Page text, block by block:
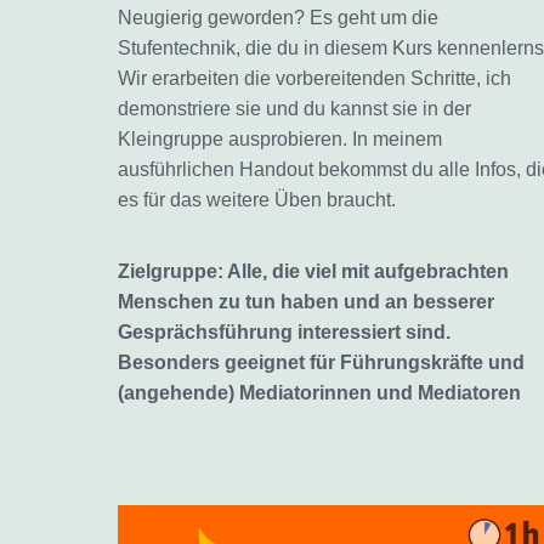
Neugierig geworden? Es geht um die
Stufentechnik, die du in diesem Kurs
Wir erarbeiten die vorbereitenden Schritte, ich
demonstriere sie und du kannst sie in der
Kleingruppe ausprobieren. In meinem
ausführlichen Handout bekommst du alle Infos,
es für das weitere Üben braucht.
Zielgruppe: Alle, die viel mit aufgebrachten
Menschen zu tun haben und an besserer
Gesprächsführung interessiert sind.
Besonders geeignet für Führungskräfte und
(angehende) Mediatorinnen und Mediatoren